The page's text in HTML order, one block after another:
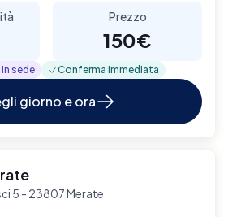
Prezzo
150€
sede Conferma immediata
giorno e ora
5 - 23807 Merate